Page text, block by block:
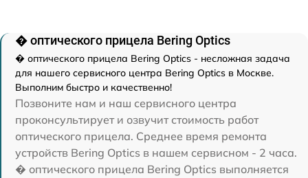
� оптического прицела Bering Optics
� оптического прицела Bering Optics - несложная задача
для нашего сервисного центра Bering Optics в Москве.
Выполним быстро и качественно!
Позвоните нам и наш сервисного центра
проконсультирует и озвучит стоимость работ
оптического прицела. Среднее время ремонта
устройств Bering Optics в нашем сервисном - 2 часа.
� оптического прицела Bering Optics выполняется